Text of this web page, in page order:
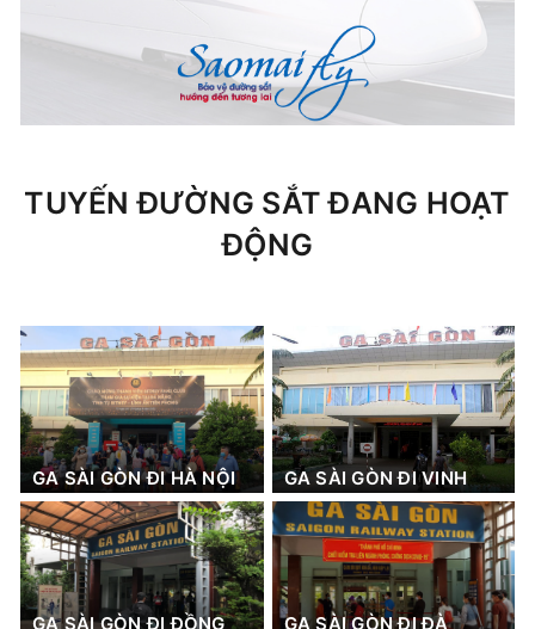
TUYẾN ĐƯỜNG SẮT ĐANG HOẠT
ĐỘNG
GA SÀI GÒN ĐI HÀ NỘI GA SÀI GÒN ĐI VINH
GA SÀI GÒN ĐI ĐỒNG GA SÀI GÒN ĐI ĐÀ